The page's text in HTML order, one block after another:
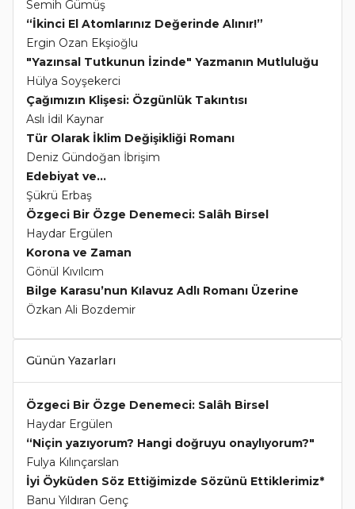
Semih Gümüş
“İkinci El Atomlarınız Değerinde Alınır!”
Ergin Ozan Ekşioğlu
"Yazınsal Tutkunun İzinde" Yazmanın Mutluluğu
Hülya Soyşekerci
Çağımızın Klişesi: Özgünlük Takıntısı
Aslı İdil Kaynar
Tür Olarak İklim Değişikliği Romanı
Deniz Gündoğan İbrişim
Edebiyat ve...
Şükrü Erbaş
Özgeci Bir Özge Denemeci: Salâh Birsel
Haydar Ergülen
Korona ve Zaman
Gönül Kıvılcım
Bilge Karasu’nun Kılavuz Adlı Romanı Üzerine
Özkan Ali Bozdemir
Günün Yazarları
Özgeci Bir Özge Denemeci: Salâh Birsel
Haydar Ergülen
“Niçin yazıyorum? Hangi doğruyu onaylıyorum?"
Fulya Kılınçarslan
İyi Öyküden Söz Ettiğimizde Sözünü Ettiklerimiz*
Banu Yıldıran Genç